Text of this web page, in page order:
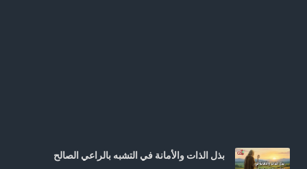
بذل الذات والأمانة في التشبه بالراعي الصالح